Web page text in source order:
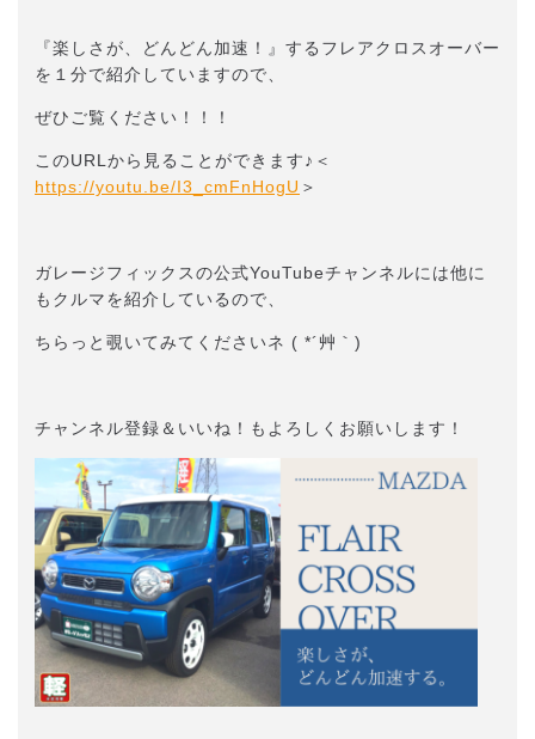
『楽しさが、どんどん加速！』するフレアクロスオーバー
を１分で紹介していますので、
ぜひご覧ください！！！
このURLから見ることができます♪＜
https://youtu.be/I3_cmFnHogU ＞
ガレージフィックスの公式YouTubeチャンネルには他に
もクルマを紹介しているので、
ちらっと覗いてみてくださいネ ( *´艸｀)
チャンネル登録＆いいね！もよろしくお願いします！